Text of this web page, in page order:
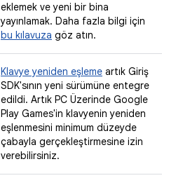
eklemek ve yeni bir bina
yayınlamak. Daha fazla bilgi için
bu kılavuza göz atın.
Klavye yeniden eşleme artık Giriş
SDK'sının yeni sürümüne entegre
edildi. Artık PC Üzerinde Google
Play Games'in klavyenin yeniden
eşlenmesini minimum düzeyde
çabayla gerçekleştirmesine izin
verebilirsiniz.